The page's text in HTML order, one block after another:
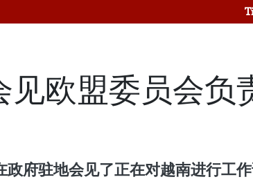
欧盟委员会负
府驻地会见了正在对越南进行工